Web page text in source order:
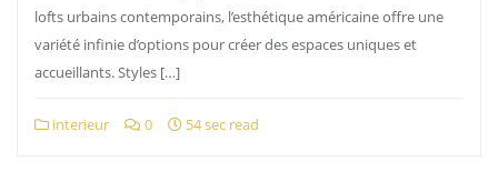
lofts urbains contemporains, l’esthétique américaine offre une
variété infinie d’options pour créer des espaces uniques et
accueillants. Styles […]
interieur 0 54 sec read